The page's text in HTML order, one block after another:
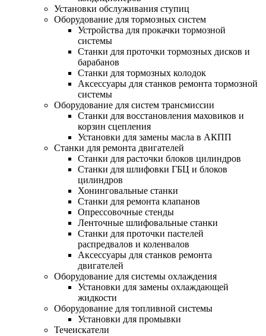
Установки обслуживания ступиц
Оборудование для тормозных систем
Устройства для прокачки тормозной
системы
Станки для проточки тормозных дисков и
барабанов
Станки для тормозных колодок
Аксессуары для станков ремонта тормозной
системы
Оборудование для систем трансмиссии
Станки для восстановления маховиков и
корзин сцепления
Установки для замены масла в АКПП
Станки для ремонта двигателей
Станки для расточки блоков цилиндров
Станки для шлифовки ГБЦ и блоков
цилиндров
Хонинговальные станки
Станки для ремонта клапанов
Опрессовочные стенды
Ленточные шлифовальные станки
Станки для проточки пастелей
распредвалов и коленвалов
Аксессуары для станков ремонта
двигателей
Оборудование для системы охлаждения
Установки для замены охлаждающей
жидкости
Оборудование для топливной системы
Установки для промывки
Течеискатели